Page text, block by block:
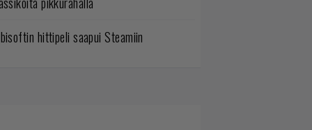
hittipeli saapui Steamiin